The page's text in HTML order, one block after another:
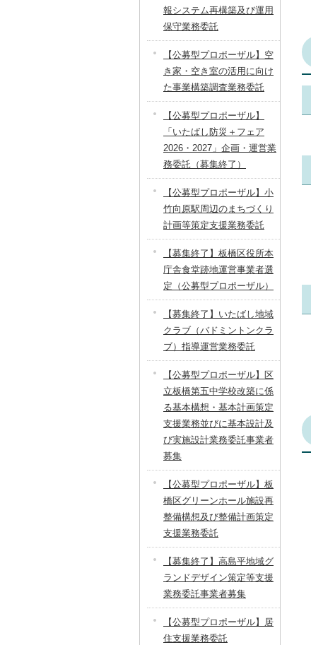
報システム再構築及び運用
保守業務委託
【公募型プロポーザル】空
き家・空き室の活用に向け
た事業構築調査業務委託
【公募型プロポーザル】
「いたばし防災＋フェア
2026・2027」企画・運営業
務委託（募集終了）
【公募型プロポーザル】小
竹向原駅周辺のまちづくり
計画等策定支援業務委託
【募集終了】板橋区役所本
庁舎食堂跡地運営事業者選
定（公募型プロポーザル）
【募集終了】いたばし地域
クラブ（バドミントンクラ
ブ）指導運営業務委託
【公募型プロポーザル】区
立板橋第五中学校改築に係
る基本構想・基本計画策定
支援業務並びに基本設計及
び実施設計業務委託事業者
募集
【公募型プロポーザル】板
橋区グリーンホール施設再
整備構想及び整備計画策定
支援業務委託
【募集終了】高島平地域グ
ランドデザイン策定等支援
業務委託事業者募集
【公募型プロポーザル】居
住支援業務委託